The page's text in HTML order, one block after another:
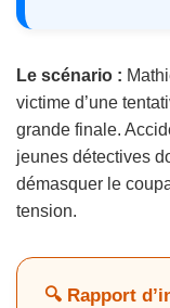
Le scénario :
victime d’une
grande finale.
jeunes détectives
démasquer le
tension.
🔍 Rapport